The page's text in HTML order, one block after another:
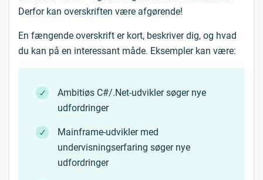
Derfor kan overskriften være afgørende!
En fængende overskrift er kort, beskriver dig, og hvad
du kan på en interessant måde. Eksempler kan være:
Ambitiøs C#/.Net-udvikler søger nye
udfordringer
Mainframe-udvikler med
undervisningserfaring søger nye
udfordringer